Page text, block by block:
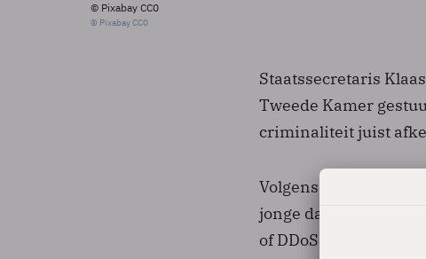
© Pixabay CC0
© Pixabay CC0
Staatssecretaris
Tweede Kamer
criminaliteit juist
Volgens de
jonge daders wel
of DDoS-aanvallen